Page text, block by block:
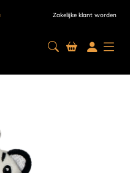
Zakelijke klant worden